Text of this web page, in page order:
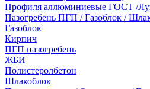
Профиля аллюминиевые ГОСТ /
Пазогребень ПГП / Газоблок /
Газоблок
Кирпич
ПГП пазогребень
ЖБИ
Полистеролбетон
Шлакоблок